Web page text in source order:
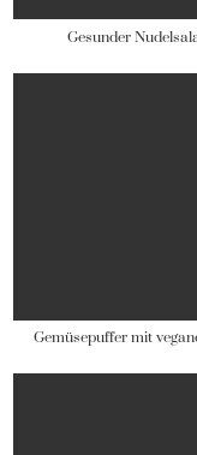
Gesunder
Gemüsepuffer mit